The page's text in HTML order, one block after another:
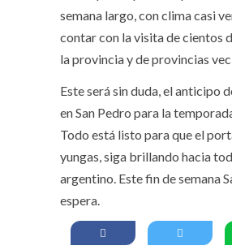
semana largo, con clima casi
contar con la visita de cientos
la provincia y de provincias
Este será sin duda, el anticipo
en San Pedro para la
Todo está listo para que el
yungas, siga brillando hacia
argentino. Este fin de semana
espera.